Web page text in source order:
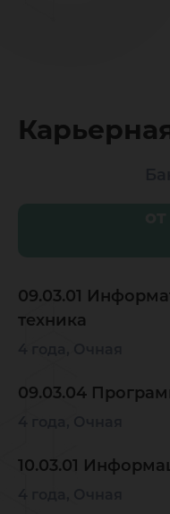
09.03.01
техника
09.03.04
10.03.01